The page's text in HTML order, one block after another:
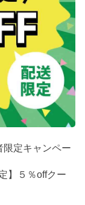
限定キャンペー
】５％offクー